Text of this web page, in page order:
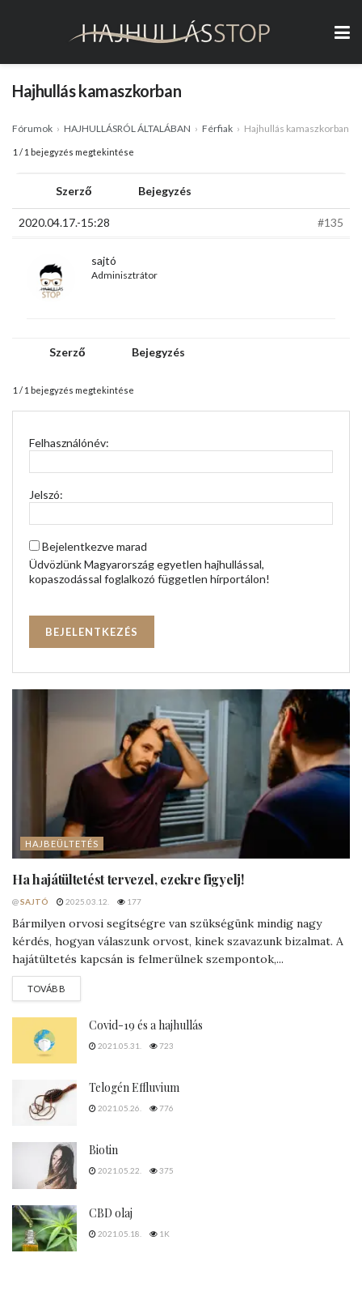
Hajhullás kamaszkorban
Fórumok › HAJHULLÁSRÓL ÁLTALÁBAN › Férfiak › Hajhullás kamaszkorban
1 / 1 bejegyzés megtekintése
Szerző Bejegyzés
2020.04.17.-15:28 #135
sajtó
Adminisztrátor
Szerző Bejegyzés
1 / 1 bejegyzés megtekintése
Felhasználónév:
Jelszó:
Bejelentkezve marad
Üdvözlünk Magyarország egyetlen hajhullással,
kopaszodással foglalkozó független hírportálon!
BEJELENTKEZÉS
HAJBEÜLTETÉS
Ha hajátültetést tervezel, ezekre figyelj!
@SAJTÓ 2025.03.12. 177
Bármilyen orvosi segítségre van szükségünk mindig nagy
kérdés, hogyan válaszunk orvost, kinek szavazunk bizalmat. A
hajátültetés kapcsán is felmerülnek szempontok,...
TOVÁBB
Covid-19 és a hajhullás
2021.05.31. 723
Telogén Effluvium
2021.05.26. 776
Biotin
2021.05.22. 375
CBD olaj
2021.05.18. 1K